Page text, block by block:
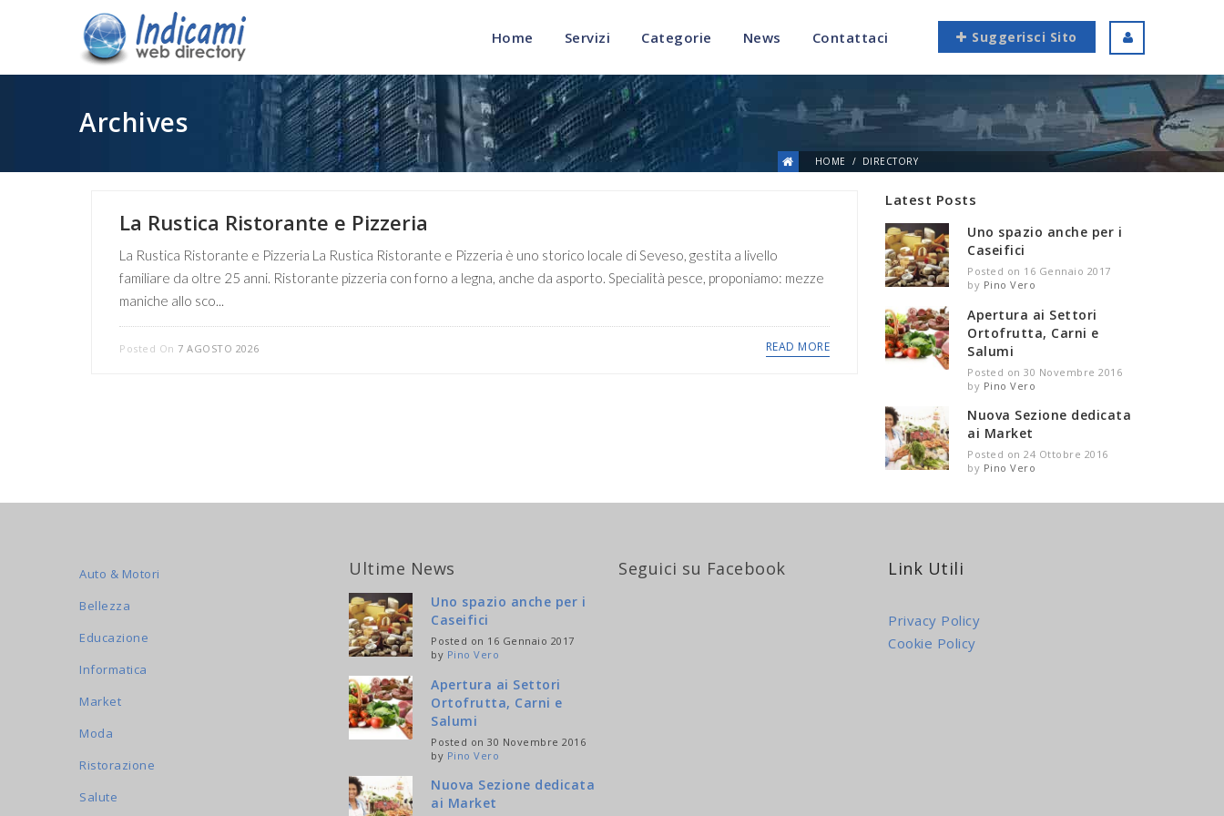
Home Servizi Categorie News Contattaci Suggerisci Sito
Archives
HOME DIRECTORY
La Rustica Ristorante e Pizzeria
La Rustica Ristorante e Pizzeria La Rustica Ristorante e Pizzeria è uno storico locale di Seveso, gestita a livello
familiare da oltre 25 anni. Ristorante pizzeria con forno a legna, anche da asporto. Specialità pesce, proponiamo: mezze
maniche allo sco...
Posted On 7 AGOSTO 2026 READ MORE
Latest Posts
Uno spazio anche per i
Caseifici
Posted on 16 Gennaio 2017
by Pino Vero
Apertura ai Settori
Ortofrutta, Carni e
Salumi
Posted on 30 Novembre 2016
by Pino Vero
Nuova Sezione dedicata
ai Market
Posted on 24 Ottobre 2016
by Pino Vero
Auto & Motori
Bellezza
Educazione
Informatica
Market
Moda
Ristorazione
Salute
Ultime News
Uno spazio anche per i
Caseifici
Posted on 16 Gennaio 2017
by Pino Vero
Apertura ai Settori
Ortofrutta, Carni e
Salumi
Posted on 30 Novembre 2016
by Pino Vero
Nuova Sezione dedicata
ai Market
Seguici su Facebook Link Utili
Privacy Policy
Cookie Policy